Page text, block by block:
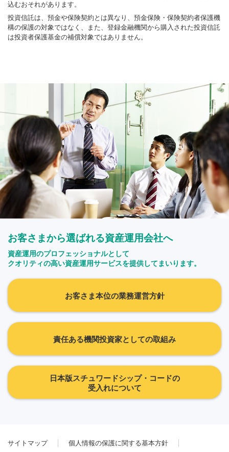
込むおそれがあります。
投資信託は、預金や保険契約とは異なり、預金保険・保険契約者保護機
構の保護の対象ではなく、また、登録金融機関から購入された投資信託
は投資者保護基金の補償対象ではありません。
お客さまから選ばれる資産運用会社へ
資産運用のプロフェッショナルとして
クオリティの高い資産運用サービスを提供してまいります。
お客さま本位の業務運営方針
責任ある機関投資家としての取組み
日本版スチュワードシップ・コードの
受入れについて
サイトマップ 個人情報の保護に関する基本方針